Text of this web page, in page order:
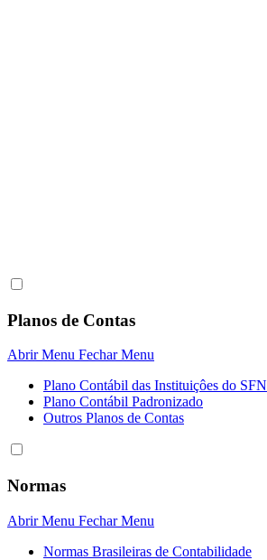
Planos de Contas
Abrir Menu Fechar Menu
Plano Contábil das Instituiçôes do SFN
Plano Contábil Padronizado
Outros Planos de Contas
Normas
Abrir Menu Fechar Menu
Normas Brasileiras de Contabilidade